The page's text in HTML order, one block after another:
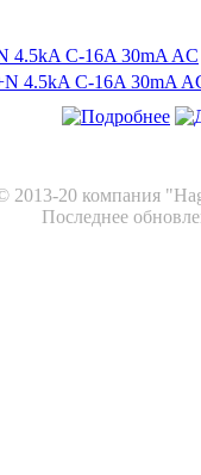
4.5kA C-16A 30mA AC
2013-20 компания
Последнее